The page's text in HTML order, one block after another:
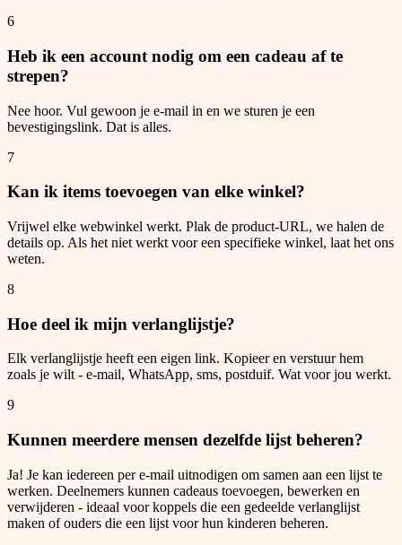
6
Heb ik een account nodig om een cadeau af te
strepen?
Nee hoor. Vul gewoon je e-mail in en we sturen je een
bevestigingslink. Dat is alles.
7
Kan ik items toevoegen van elke winkel?
Vrijwel elke webwinkel werkt. Plak de product-URL, we halen de
details op. Als het niet werkt voor een specifieke winkel, laat het ons
weten.
8
Hoe deel ik mijn verlanglijstje?
Elk verlanglijstje heeft een eigen link. Kopieer en verstuur hem
zoals je wilt - e-mail, WhatsApp, sms, postduif. Wat voor jou werkt.
9
Kunnen meerdere mensen dezelfde lijst beheren?
Ja! Je kan iedereen per e-mail uitnodigen om samen aan een lijst te
werken. Deelnemers kunnen cadeaus toevoegen, bewerken en
verwijderen - ideaal voor koppels die een gedeelde verlanglijst
maken of ouders die een lijst voor hun kinderen beheren.